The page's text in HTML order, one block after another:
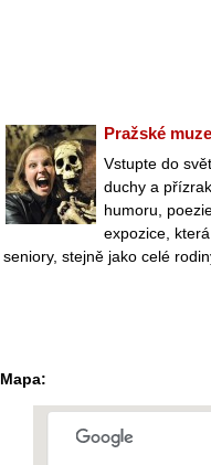
Pražské
Vstupte do
duchy a
humoru,
expozice,
seniory, stejně jako celé
Mapa: